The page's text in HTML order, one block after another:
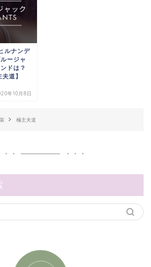
ルナンデ
ージャ
ドは？
道】
年10月8日
極主夫道